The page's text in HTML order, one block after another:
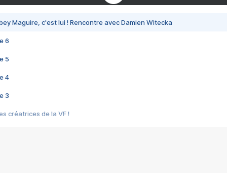
Maguire, c'est lui ! Rencontre avec Damien Witecka
6
5
4
3
créatrices de la VF !